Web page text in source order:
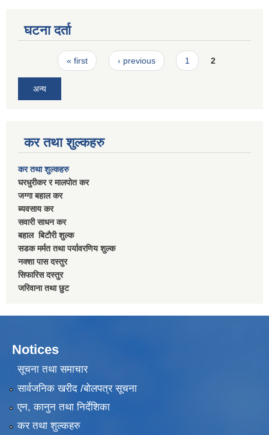
घटना दर्ता
Pages« first ‹ previous 1 2
अन्य
कर तथा शुल्कहरु
कर तथा शुल्कहरु
घरधुरीकर र मालपाेत कर
जग्गा बहाल कर
ब्यवसाय कर
सवारी साधन कर
बहाल बिटाैरी शुल्क
सडक मर्मत तथा पर्यावरणिय शुल्क
नक्शा पास दस्तुर
सिफारिस दस्तुर
जरिवाना तथा छुट
Notices
सूचना तथा समाचार
सार्वजनिक खरीद /बोलपत्र सूचना
एन, कानुन तथा निर्देशिका
कर तथा शुल्कहरु